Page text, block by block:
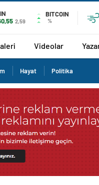
2,59
BITCOIN
%
Videolar
Hayat Politika